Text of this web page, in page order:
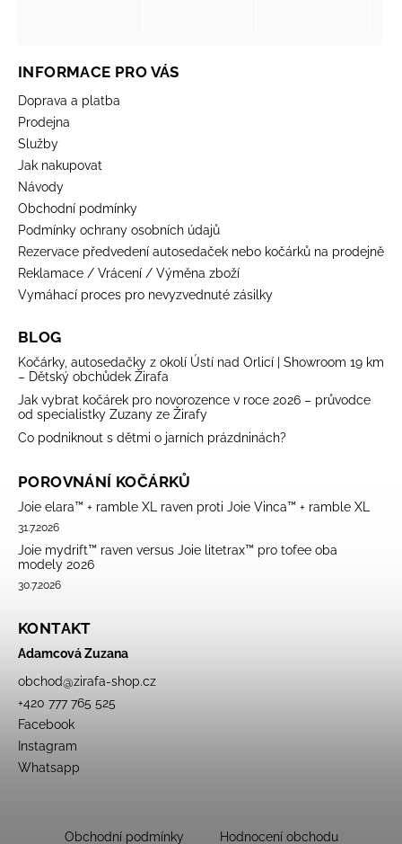
INFORMACE PRO VÁS
Doprava a platba
Prodejna
Služby
Jak nakupovat
Návody
Obchodní podmínky
Podmínky ochrany osobních údajů
Rezervace předvedení autosedaček nebo kočárků na prodejně
Reklamace / Vrácení / Výměna zboží
Vymáhací proces pro nevyzvednuté zásilky
BLOG
Kočárky, autosedačky z okolí Ústí nad Orlicí | Showroom 19 km
– Dětský obchůdek Žirafa
Jak vybrat kočárek pro novorozence v roce 2026 – průvodce
od specialistky Zuzany ze Žirafy
Co podniknout s dětmi o jarních prázdninách?
POROVNÁNÍ KOČÁRKŮ
Joie elara™ + ramble XL raven proti Joie Vinca™ + ramble XL
31.7.2026
Joie mydrift™ raven versus Joie litetrax™ pro tofee oba
modely 2026
30.7.2026
KONTAKT
Adamcová Zuzana
obchod@zirafa-shop.cz
+420 777 765 525
Facebook
Instagram
Whatsapp
Obchodní podmínky Hodnocení obchodu